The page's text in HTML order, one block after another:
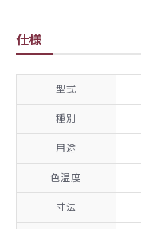
仕様
型式
種別
用途
色温度
寸法